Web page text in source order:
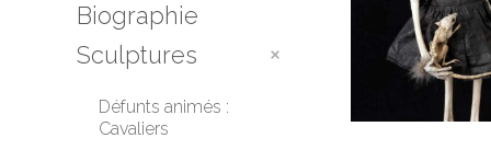
Biographie
Sculptures
Défunts animés :
Cavaliers